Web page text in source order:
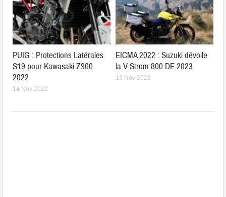
PUIG : Protections Latérales
S19 pour Kawasaki Z900
2022
14 Nov 2022
EICMA 2022 : Suzuki dévoile
la V-Strom 800 DE 2023
13 Nov 2022